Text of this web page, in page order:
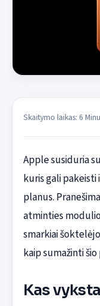
Skaitymo laikas: 6
Apple susiduria
kuris gali
planus.
atminties
smarkiai
kaip sumažinti
Kas